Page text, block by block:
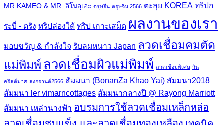
MR.KAMEO & MR. อิโนอุเอะ ตรุษจีน ตรุษจีน 2566 ตะลุย KOREA ทริปก
ระบี่ - ตรัง ทริปล่องใต้ ทริป เกาะเสม็ด ผลงานของเรา
มอบขวัญ & กำลังใจ รับลมหนาว Japan ลวดเชื่อมคมตัด
แม่พิมพ์ ลวดเชื่อมผิวแม่พิมพ์ ลวดเชื่อมพิเศษ วัน
คริสต์มาส สงกรานต์2566 สัมมนา (BonanZa Khao Yai) สัมมนา2018
สัมมนา ler vimarncottages สัมมนากลางปี @ Rayong Marriott
สัมมนา เหล่านางฟ้า อบรมการใช้ลวดเชื่อมเหล็กหล่อ